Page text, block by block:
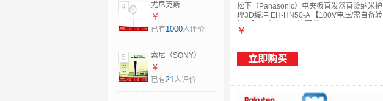
NF1000Z 日版 4U5
4
尤尼克斯
（YONEX）羽毛球
拍新款疾光NF700P
空拍 日本直邮 新款
2NF700Pro JP版
4U6
￥
已有1000人评价
5
索尼（SONY）
PlayStation5
PS5slim游戏主机
￥
已有21人评价
松下（Panasonic）电夹板直发器直烫纳米护
理3D缓冲 EH-HN50-A 【100V电压/需自备转
￥
立即购买